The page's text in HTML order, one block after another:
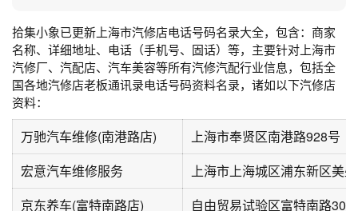
拾集小象已更新上海市汽修店电话号码名录大全，包含：商家
名称、详细地址、电话（手机号、固话）等，主要针对上海市
汽修厂、汽配店、汽车美容等所有汽修汽配行业信息，包括全
国各地汽修店老板通讯录电话号码资料名录，诸如以下汽修店
资料：
万驰汽车维修(南港路店)
上海市奉贤区南港路928号
宏意汽车维修服务
上海市上海城区浦东新区美
京东养车(富特南路店)